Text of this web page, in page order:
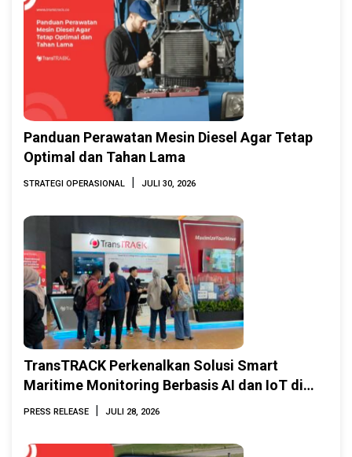
Panduan Perawatan Mesin Diesel Agar Tetap
Optimal dan Tahan Lama
STRATEGI OPERASIONAL | JULI 30, 2026
TransTRACK Perkenalkan Solusi Smart
Maritime Monitoring Berbasis AI dan IoT di
INAMARINE 2026
PRESS RELEASE | JULI 28, 2026